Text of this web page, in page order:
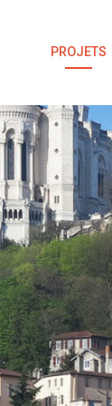
PROJETS